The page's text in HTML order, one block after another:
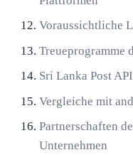
Voraussichtliche
Treueprogramme
Sri Lanka Post
Vergleiche mit
Partnerschaften
Unternehmen